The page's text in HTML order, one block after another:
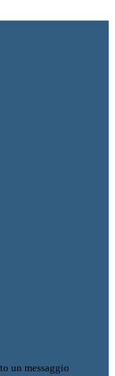
un messaggio